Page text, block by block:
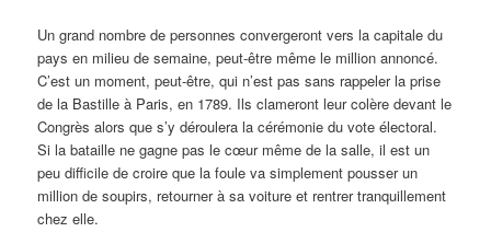
Un grand nombre de personnes convergeront vers la capitale du
pays en milieu de semaine, peut-être même le million annoncé.
C’est un moment, peut-être, qui n’est pas sans rappeler la prise
de la Bastille à Paris, en 1789. Ils clameront leur colère devant le
Congrès alors que s’y déroulera la cérémonie du vote électoral.
Si la bataille ne gagne pas le cœur même de la salle, il est un
peu difficile de croire que la foule va simplement pousser un
million de soupirs, retourner à sa voiture et rentrer tranquillement
chez elle.